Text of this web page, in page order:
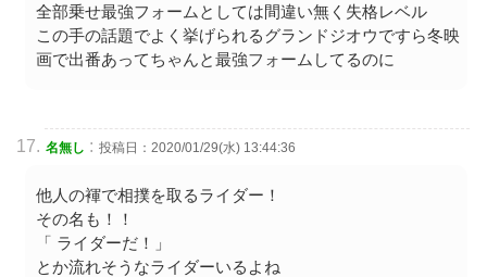
全部乗せ最強フォームとしては間違い無く失格レベル
この手の話題でよく挙げられるグランドジオウですら冬映
画で出番あってちゃんと最強フォームしてるのに
名無し : 投稿日：2020/01/29(水) 13:44:36
他人の褌で相撲を取るライダー！
その名も！！
「 ライダーだ！」
とか流れそうなライダーいるよね